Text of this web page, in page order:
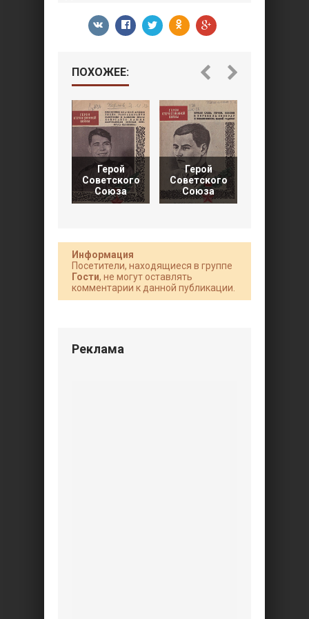
ПОХОЖЕЕ:
Герой
Советского
Союза
Герой
Советского
Союза
Информация
Посетители, находящиеся в группе
Гости, не могут оставлять
комментарии к данной публикации.
Реклама